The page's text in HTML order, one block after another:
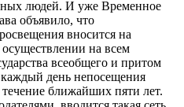
людей. И уже Временное
объявило, что
вносится на
на всем
всеобщего и притом
каждый день непосещения
ближайших пяти лет.